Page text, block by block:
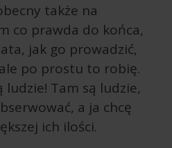
także na
co prawda do końca,
jak go prowadzić,
po prostu to robię.
ludzie! Tam są ludzie,
a ja chcę
ich ilości.